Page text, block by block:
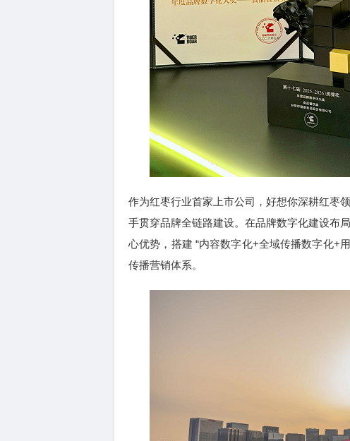
作为红枣行业首家上市公司，好想你深耕红枣
手贯穿品牌全链路建设。在品牌数字化建设布
心优势，搭建 “内容数字化+全域传播数字化+
传播营销体系。